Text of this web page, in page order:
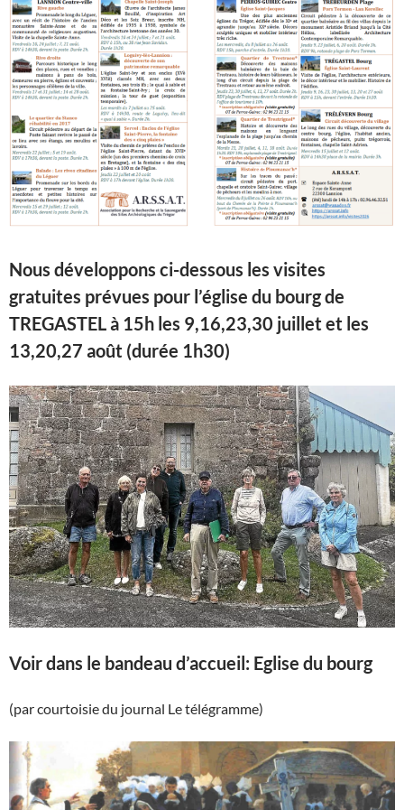
Nous développons ci-dessous les visites
gratuites prévues pour l’église du bourg de
TREGASTELà 15h les 9,16,23,30 juillet et les
13,20,27 août (durée 1h30)
Voir dans le bandeau d’accueil: Eglise du bourg
(par courtoisie du journal Le télégramme)